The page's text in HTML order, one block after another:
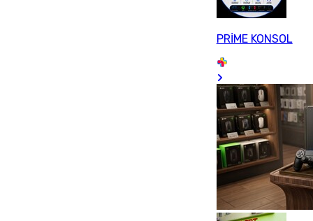
PRİME KONSOL